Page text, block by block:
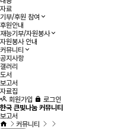
자료
기부/후원 참여
후원안내
재능기부/자원봉사
자원봉사 안내
커뮤니티
공지사항
갤러리
도서
보고서
자료집
회원가입
로그인
한국 큰빛나눔 커뮤니티
보고서
커뮤니티